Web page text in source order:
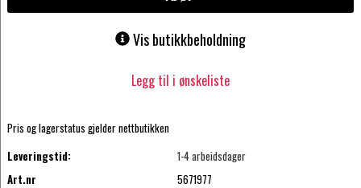
Vis butikkbeholdning
Legg til i ønskeliste
Pris og lagerstatus gjelder nettbutikken
Leveringstid:
1-4 arbeidsdager
Art.nr
5671977